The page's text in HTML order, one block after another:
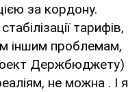
за кордону.
тарифів,
іншим проблемам,
Держбюджету)
не можна . І я